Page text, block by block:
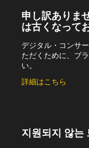
申し訳ありま
は古くなって
デジタル・コンサ
ただくために、ブ
い。
詳細はこちら
지원되지 않는